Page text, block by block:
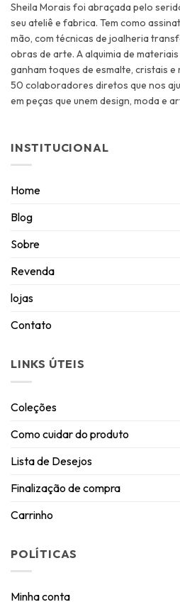
Sheila Morais foi abraçada pelo
seu ateliê e fabrica. Tem como
mão, com técnicas de joalheria
obras de arte. A alquimia de
ganham toques de esmalte, cristais
50 colaboradores diretos que nos
em peças que unem design, moda e
INSTITUCIONAL
Home
Blog
Sobre
Revenda
lojas
Contato
LINKS ÚTEIS
Coleções
Como cuidar do produto
Lista de Desejos
Finalização de compra
Carrinho
POLÍTICAS
Minha conta